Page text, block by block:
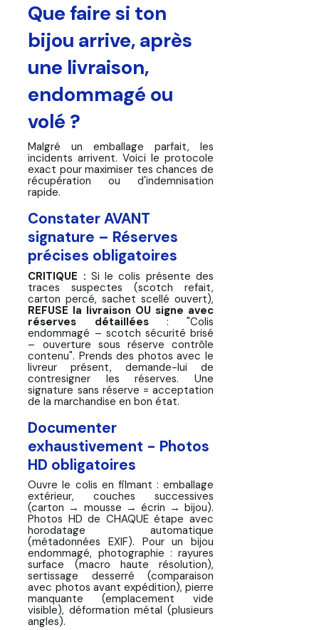
Que faire si ton
bijou arrive, après
une livraison,
endommagé ou
volé ?
Malgré un emballage parfait, les
incidents arrivent. Voici le protocole
exact pour maximiser tes chances de
récupération ou d'indemnisation
rapide.
Constater AVANT
signature – Réserves
précises obligatoires
CRITIQUE : Si le colis présente des
traces suspectes (scotch refait,
carton percé, sachet scellé ouvert),
REFUSE la livraison OU signe avec
réserves détaillées: "Colis
endommagé – scotch sécurité brisé
– ouverture sous réserve contrôle
contenu". Prends des photos avec le
livreur présent, demande-lui de
contresigner les réserves. Une
signature sans réserve = acceptation
de la marchandise en bon état.
Documenter
exhaustivement - Photos
HD obligatoires
Ouvre le colis en filmant : emballage
extérieur, couches successives
(carton → mousse → écrin → bijou).
Photos HD de CHAQUE étape avec
horodatage automatique
(métadonnées EXIF). Pour un bijou
endommagé, photographie : rayures
surface (macro haute résolution),
sertissage desserré (comparaison
avec photos avant expédition), pierre
manquante (emplacement vide
visible), déformation métal (plusieurs
angles).